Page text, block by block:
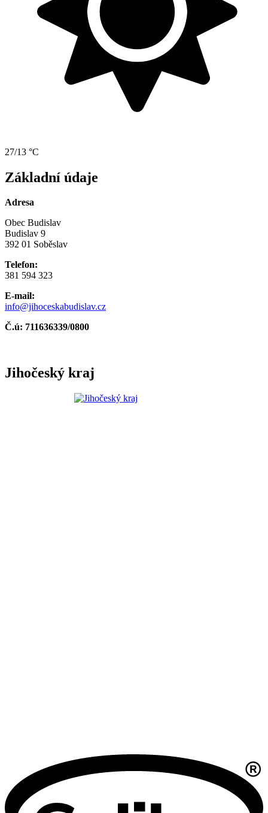
27/13 °C
Základní údaje
Adresa
Obec Budislav
Budislav 9
392 01 Soběslav
Telefon:
381 594 323
E-mail:
info@jihoceskabudislav.cz
Č.ú: 711636339/0800
Jihočeský kraj